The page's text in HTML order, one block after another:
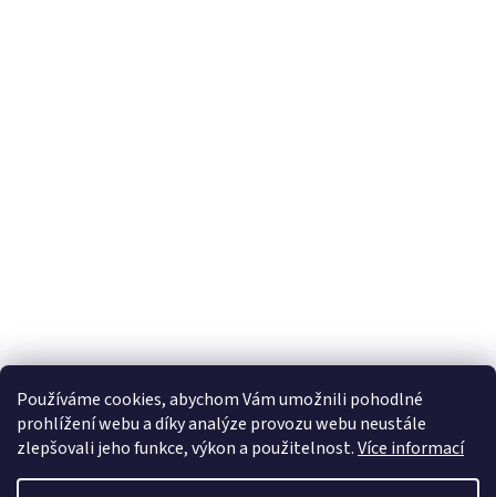
Používáme cookies, abychom Vám umožnili pohodlné
prohlížení webu a díky analýze provozu webu neustále
zlepšovali jeho funkce, výkon a použitelnost.Více informací